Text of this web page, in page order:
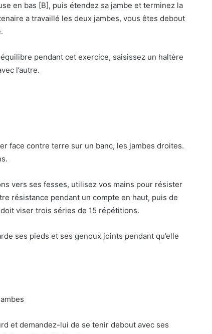
en bas [B], puis étendez sa jambe et terminez la
a travaillé les deux jambes, vous êtes debout
pendant cet exercice, saisissez un haltère
l’autre.
face contre terre sur un banc, les jambes droites.
vers ses fesses, utilisez vos mains pour résister
résistance pendant un compte en haut, puis de
viser trois séries de 15 répétitions.
ses pieds et ses genoux joints pendant qu’elle
et demandez-lui de se tenir debout avec ses